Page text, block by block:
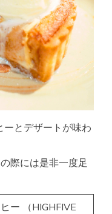
ーとデザートが味わ
際には是非一度足
ー （HIGHFIVE